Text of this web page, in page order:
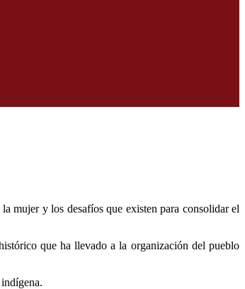
mujer y los desafíos que existen para consolidar el
que ha llevado a la organización del pueblo